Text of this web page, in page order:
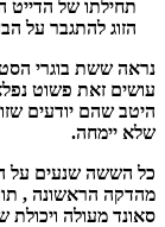
תחילתו של הדייט
הזוג להתגבר על
נראה ששת בוגרי
עושים זאת פשוט
היטב שהם יודעים
שלא יימחה.
כל הששה שנעים על
מהדקה הראשונה ,
סאונד מעולה ויכולת